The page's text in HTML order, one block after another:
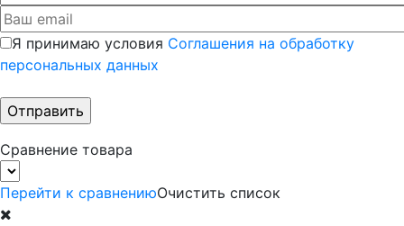
Я принимаю условия Соглашения на обработку
персональных данных
Сравнение товара
Перейти к сравнениюОчистить список